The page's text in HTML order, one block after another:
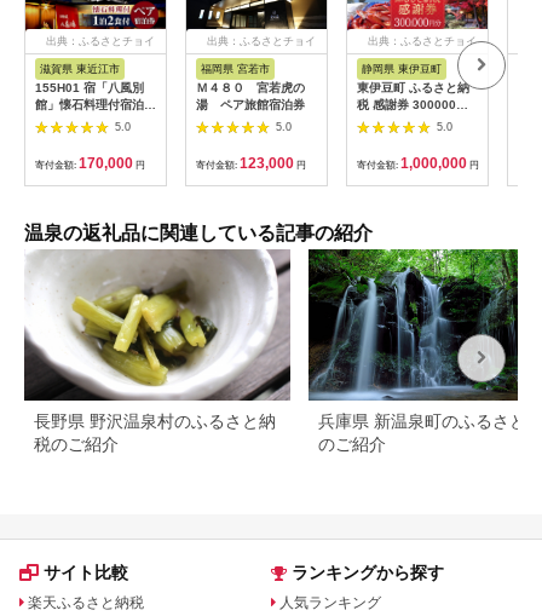
出典：ふるさとチョイ
滋賀県 東近江市
155H01 宿「八風別
館」懐石料理付宿泊ペ
アチケット[髙島屋選
5.0
寄付金額: 170,000 円
出典：ふるさとチョイ
福岡県 宮若市
Ｍ４８０ 宮若虎の
湯 ペア旅館宿泊券
5.0
寄付金額: 123,000 円
出典：ふるさとチョイ
静岡県 東伊豆町
東伊豆町 ふるさと納
税 感謝券 300000円
1080 ／ 静岡県 旅行
宿泊 食事 観光 チケッ
ト クーポン 補助 リフ
ォーム ホテル 動物園
海鮮 みかん 金目鯛 稲
5.0
寄付金額: 1,000,000 円
温泉の返礼品に関連している記事の紹介
長野県 野沢温泉村のふるさと納
税のご紹介
兵庫県 新温泉町のふるさと
のご紹介
サイト比較
楽天ふるさと納税
ランキングから探す
人気ランキング